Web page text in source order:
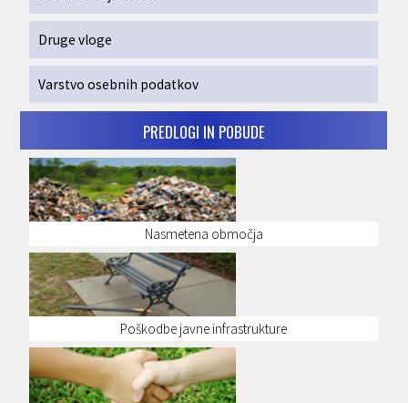
Druge vloge
Varstvo osebnih podatkov
PREDLOGI IN POBUDE
Nasmetena območja
Poškodbe javne infrastrukture